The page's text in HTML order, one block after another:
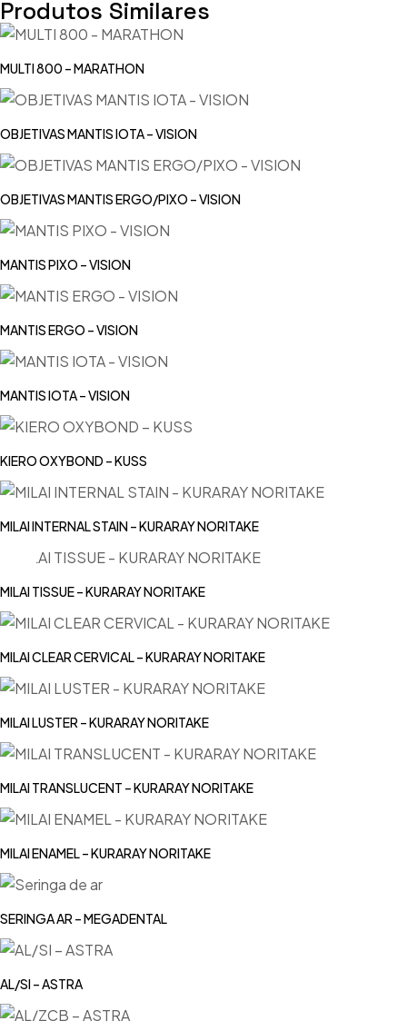
Produtos Similares
MULTI 800 – MARATHON
OBJETIVAS MANTIS IOTA – VISION
OBJETIVAS MANTIS ERGO/PIXO – VISION
MANTIS PIXO – VISION
MANTIS ERGO – VISION
MANTIS IOTA – VISION
KIERO OXYBOND – KUSS
MILAI INTERNAL STAIN – KURARAY NORITAKE
MILAI TISSUE – KURARAY NORITAKE
MILAI CLEAR CERVICAL – KURARAY NORITAKE
MILAI LUSTER – KURARAY NORITAKE
MILAI TRANSLUCENT – KURARAY NORITAKE
MILAI ENAMEL – KURARAY NORITAKE
SERINGA AR – MEGADENTAL
AL/SI – ASTRA